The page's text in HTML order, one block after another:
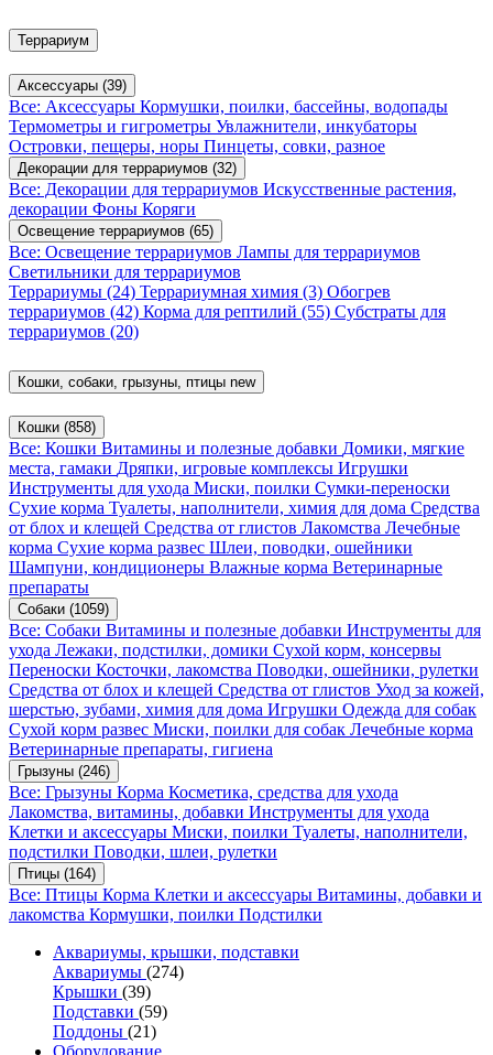
Террариум
Аксессуары (39)
Все: Аксессуары Кормушки, поилки, бассейны, водопады
Термометры и гигрометры Увлажнители, инкубаторы
Островки, пещеры, норы Пинцеты, совки, разное
Декорации для террариумов (32)
Все: Декорации для террариумов Искусственные растения,
декорации Фоны Коряги
Освещение террариумов (65)
Все: Освещение террариумов Лампы для террариумов
Светильники для террариумов
Террариумы (24) Террариумная химия (3) Обогрев
террариумов (42) Корма для рептилий (55) Субстраты для
террариумов (20)
Кошки, собаки, грызуны, птицы new
Кошки (858)
Все: Кошки Витамины и полезные добавки Домики, мягкие
места, гамаки Дряпки, игровые комплексы Игрушки
Инструменты для ухода Миски, поилки Сумки-переноски
Сухие корма Туалеты, наполнители, химия для дома Средства
от блох и клещей Средства от глистов Лакомства Лечебные
корма Сухие корма развес Шлеи, поводки, ошейники
Шампуни, кондиционеры Влажные корма Ветеринарные
препараты
Собаки (1059)
Все: Собаки Витамины и полезные добавки Инструменты для
ухода Лежаки, подстилки, домики Сухой корм, консервы
Переноски Косточки, лакомства Поводки, ошейники, рулетки
Средства от блох и клещей Средства от глистов Уход за кожей,
шерстью, зубами, химия для дома Игрушки Одежда для собак
Сухой корм развес Миски, поилки для собак Лечебные корма
Ветеринарные препараты, гигиена
Грызуны (246)
Все: Грызуны Корма Косметика, средства для ухода
Лакомства, витамины, добавки Инструменты для ухода
Клетки и аксессуары Миски, поилки Туалеты, наполнители,
подстилки Поводки, шлеи, рулетки
Птицы (164)
Все: Птицы Корма Клетки и аксессуары Витамины, добавки и
лакомства Кормушки, поилки Подстилки
Аквариумы, крышки, подставки
Аквариумы (274)
Крышки (39)
Подставки (59)
Поддоны (21)
Оборудование